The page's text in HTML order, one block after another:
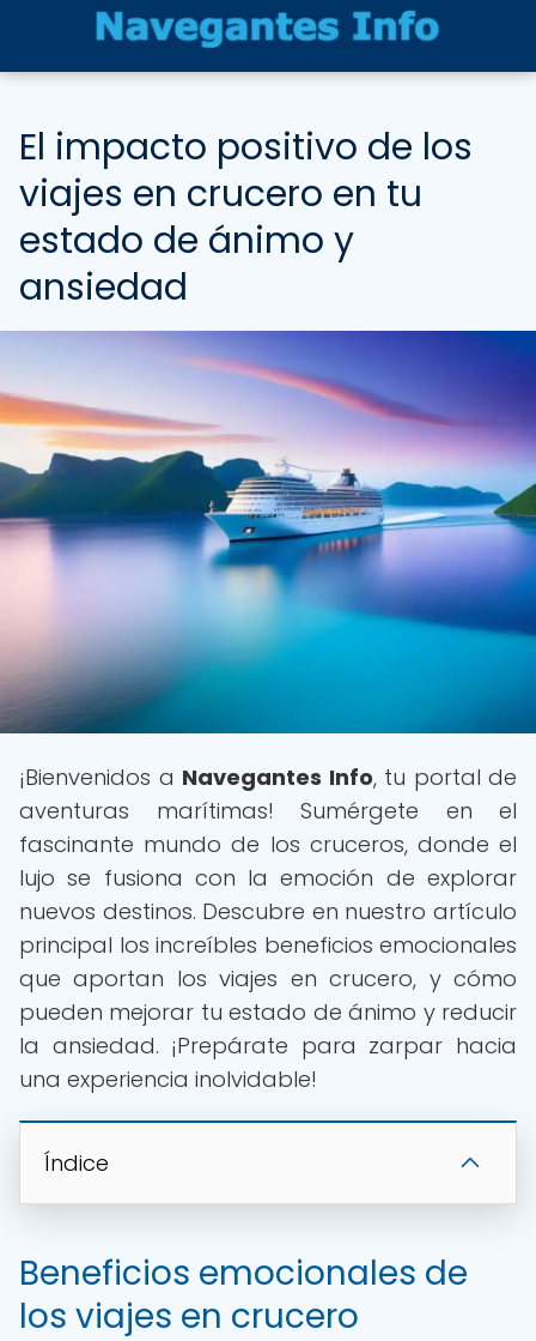
El impacto positivo de los
viajes en crucero en tu
estado de ánimo y
ansiedad
¡Bienvenidos a Navegantes Info, tu portal de
aventuras marítimas! Sumérgete en el
fascinante mundo de los cruceros, donde el
lujo se fusiona con la emoción de explorar
nuevos destinos. Descubre en nuestro artículo
principal los increíbles beneficios emocionales
que aportan los viajes en crucero, y cómo
pueden mejorar tu estado de ánimo y reducir
la ansiedad. ¡Prepárate para zarpar hacia
una experiencia inolvidable!
Índice
Beneficios emocionales de
los viajes en crucero